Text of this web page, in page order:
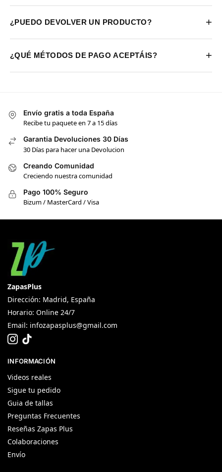
¿PUEDO DEVOLVER UN PRODUCTO? +
¿QUÉ MÉTODOS DE PAGO ACEPTÁIS? +
Envío gratis a toda España
Recibe tu paquete en 7 a 15 días
Garantia Devoluciones 30 Días
30 Días para hacer una Devolucion
Creando Comunidad
Creciendo nuestra comunidad
Pago 100% Seguro
Bizum / MasterCard / Visa
ZapasPlus
Dirección: Madrid, España
Horario: Online 24/7
Email: infozapasplus@gmail.com
INFORMACIÓN
Videos reales
Sigue tu pedido
Guia de tallas
Preguntas Frecuentes
Reseñas Zapas Plus
Colaboraciones
Envío